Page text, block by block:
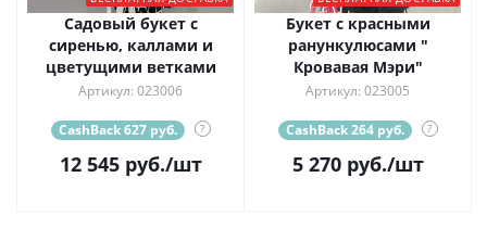
Садовый букет с
сиренью, каллами и
цветущими ветками
Артикул: 023006
CashBack 627 руб. ?
12 545руб./шт
Букет с красными
ранункулюсами "
Кровавая Мэри"
Артикул: 023005
CashBack 264 руб. ?
5 270руб./шт